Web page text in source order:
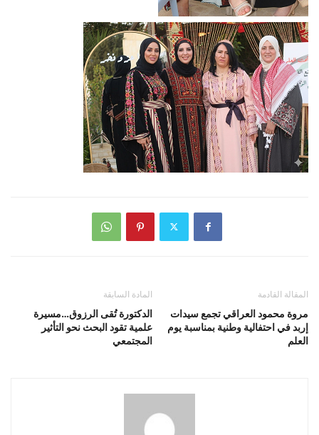
المادة السابقة
الدكتورة تُقى الرزوق…مسيرة
علمية تقود البحث نحو التأثير
المجتمعي
المقالة القادمة
مروة محمود العراقي تجمع سيدات
إربد في احتفالية وطنية بمناسبة يوم
العلم